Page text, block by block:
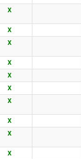
X
X
X
X
X
X
X
X
X
X